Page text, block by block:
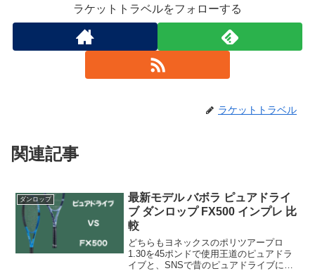
ラケットトラベルをフォローする
ラケットトラベル
関連記事
ダンロップ
最新モデル バボラ ピュアドライ
ブ ダンロップ FX500 インプレ 比
較
どちらもヨネックスのポリツアープロ
1.30を45ポンドで使用王道のピュアドラ
イブと、SNSで昔のピュアドライブに似